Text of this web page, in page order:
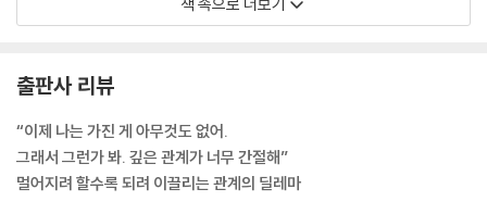
를 끼치지 않을 사람들이라는 확신이 들었다.
--- 「작은 벌」 중에서
내가 여사와 우리가 되기 위해 애썼던 시절들을 떠올리고 있자면 마음이
출판사 리뷰
“이제 나는 가진 게 아무것도 없어.
그래서 그런가 봐. 깊은 관계가 너무 간절해”
멀어지려 할수록 되려 이끌리는 관계의 딜레마